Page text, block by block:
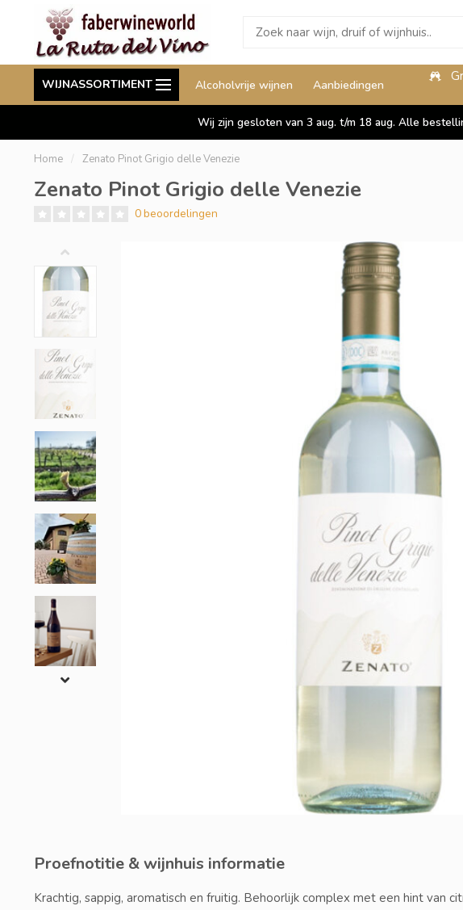
WIJNASSORTIMENT Alcoholvrije wijnen Aanbiedingen
Wij leveren ook aan België
Duitsland en Luxemburg
Staffelkorting tot wel 10%
Wij zijn gesloten van 3 aug. t/m 18 aug. Alle
Home / Zenato Pinot Grigio delle Venezie
Zenato Pinot Grigio delle Venezie
0 beoordelingen
Proefnotitie & wijnhuis informatie
Krachtig, sappig, aromatisch en fruitig. Behoorlijk complex met een hint van